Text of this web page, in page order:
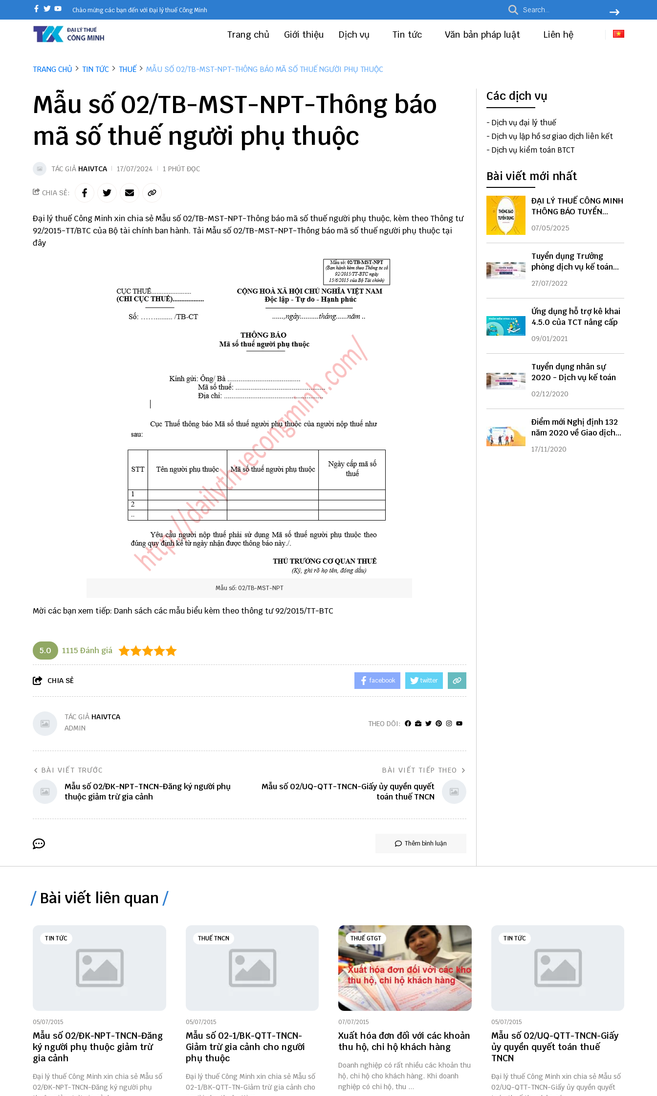
Chào mừng các bạn đến với Đại lý thuế Công Minh
Trang chủ Giới thiệu Dịch vụ Tin tức Văn bản pháp luật Liên hệ
TRANG CHỦ TIN TỨC THUẾ MẪU SỐ 02/TB-MST-NPT-THÔNG BÁO MÃ SỐ THUẾ NGƯỜI PHỤ THUỘC
Mẫu số 02/TB-MST-NPT-Thông báo
mã số thuế người phụ thuộc
TÁC GIẢ HAIVTCA 17/07/2024 1 PHÚT ĐỌC
CHIA SẺ:
Đại lý thuế Công Minh xin chia sẻ Mẫu số 02/TB-MST-NPT-Thông báo mã số thuế người phụ thuộc, kèm theo Thông tư
92/2015-TT/BTC của Bộ tài chính ban hành. Tải Mẫu số 02/TB-MST-NPT-Thông báo mã số thuế người phụ thuộc tại
đây
Mẫu số: 02/TB-MST-NPT
Mời các bạn xem tiếp: Danh sách các mẫu biểu kèm theo thông tư 92/2015/TT-BTC
5.0 1115 Đánh giá
CHIA SẺ facebook twitter
TÁC GIẢ HAIVTCA
ADMIN
THEO DÕI:
BÀI VIẾT TRƯỚC
Mẫu số 02/ĐK-NPT-TNCN-Đăng ký người phụ
thuộc giảm trừ gia cảnh
BÀI VIẾT TIẾP THEO
Mẫu số 02/UQ-QTT-TNCN-Giấy ủy quyền quyết
toán thuế TNCN
Thêm bình luận
Các dịch vụ
- Dịch vụ đại lý thuế
- Dịch vụ lập hồ sơ giao dịch liên kết
- Dịch vụ kiểm toán BTCT
Bài viết mới nhất
ĐẠI LÝ THUẾ CÔNG MINH
THÔNG BÁO TUYỂN
DỤNG
07/05/2025
Tuyển dụng Trưởng
phòng dịch vụ kế toán
năm 2022
27/07/2022
Ứng dụng hỗ trợ kê khai
4.5.0 của TCT nâng cấp
09/01/2021
Tuyển dụng nhân sự
2020 - Dịch vụ kế toán
02/12/2020
Điểm mới Nghị định 132
năm 2020 về Giao dịch
liên kết
17/11/2020
Bài viết liên quan
TIN TỨC
05/07/2015
Mẫu số 02/ĐK-NPT-TNCN-Đăng
ký người phụ thuộc giảm trừ
gia cảnh
Đại lý thuế Công Minh xin chia sẻ Mẫu số
02/ĐK-NPT-TNCN-Đăng ký người phụ
THUẾ TNCN
05/07/2015
Mẫu số 02-1/BK-QTT-TNCN-
Giảm trừ gia cảnh cho người
phụ thuộc
Đại lý thuế Công Minh xin chia sẻ Mẫu số
02-1/BK-QTT-TN-Giảm trừ gia cảnh cho
THUẾ GTGT
07/07/2015
Xuất hóa đơn đối với các khoản
thu hộ, chi hộ khách hàng
Doanh nghiệp có rất nhiều các khoản thu
hộ, chi hộ cho khách hàng. Khi doanh
nghiệp có chi hộ, thu ...
TIN TỨC
05/07/2015
Mẫu số 02/UQ-QTT-TNCN-Giấy
ủy quyền quyết toán thuế
TNCN
Đại lý thuế Công Minh xin chia sẻ Mẫu số
02/UQ-QTT-TNCN-Giấy ủy quyền quyết